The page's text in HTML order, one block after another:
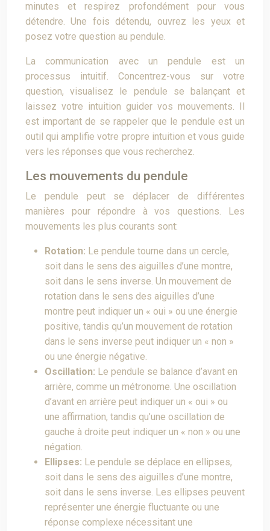
minutes et respirez profondément pour vous
détendre. Une fois détendu, ouvrez les yeux et
posez votre question au pendule.
La communication avec un pendule est un
processus intuitif. Concentrez-vous sur votre
question, visualisez le pendule se balançant et
laissez votre intuition guider vos mouvements. Il
est important de se rappeler que le pendule est un
outil qui amplifie votre propre intuition et vous guide
vers les réponses que vous recherchez.
Les mouvements du pendule
Le pendule peut se déplacer de différentes
manières pour répondre à vos questions. Les
mouvements les plus courants sont:
Rotation: Le pendule tourne dans un cercle,
soit dans le sens des aiguilles d’une montre,
soit dans le sens inverse. Un mouvement de
rotation dans le sens des aiguilles d’une
montre peut indiquer un « oui » ou une énergie
positive, tandis qu’un mouvement de rotation
dans le sens inverse peut indiquer un « non »
ou une énergie négative.
Oscillation: Le pendule se balance d’avant en
arrière, comme un métronome. Une oscillation
d’avant en arrière peut indiquer un « oui » ou
une affirmation, tandis qu’une oscillation de
gauche à droite peut indiquer un « non » ou une
négation.
Ellipses: Le pendule se déplace en ellipses,
soit dans le sens des aiguilles d’une montre,
soit dans le sens inverse. Les ellipses peuvent
représenter une énergie fluctuante ou une
réponse complexe nécessitant une